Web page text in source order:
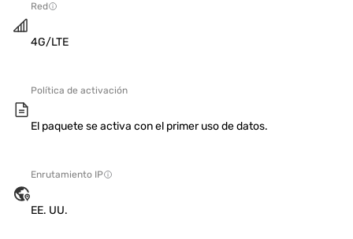
Red
4G/LTE
Política de activación
El paquete se activa con el primer uso de datos.
Enrutamiento IP
EE. UU.